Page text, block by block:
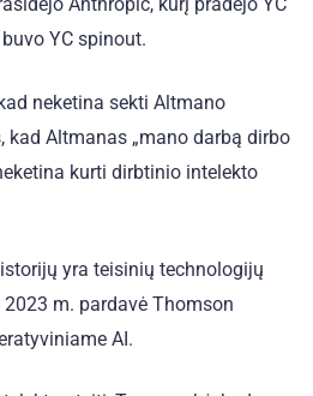
Anthropic, kurį pradėjo YC
YC spinout.
neketina sekti Altmano
kad Altmanas „mano darbą dirbo
kurti dirbtinio intelekto
yra teisinių technologijų
m. pardavė Thomson
AI.